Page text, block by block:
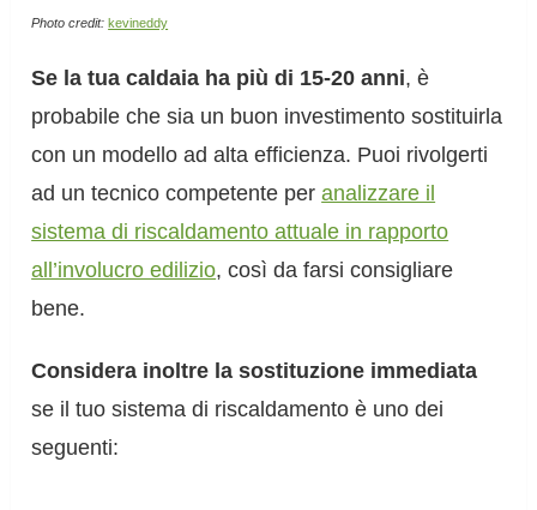
Photo credit: kevineddy
Se la tua caldaia ha più di 15-20 anni, è
probabile che sia un buon investimento sostituirla
con un modello ad alta efficienza. Puoi rivolgerti
ad un tecnico competente peranalizzare il
sistema di riscaldamento attuale in rapporto
all’involucro edilizio, così da farsi consigliare
bene.
Considera inoltre la sostituzione immediata
se il tuo sistema di riscaldamento è uno dei
seguenti: